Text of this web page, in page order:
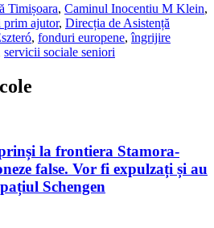
Timișoara, Caminul Inocentiu M Klein,
prim ajutor, Direcția de Asistență
, fonduri europene,îngrijire
servicii sociale seniori
la frontiera Stamora-
false. Vor fi expulzați și au
Schengen